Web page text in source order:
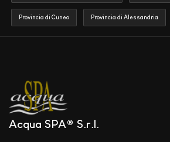
Provincia di Cuneo Provincia di Alessandria
Acqua SPA® S.r.l.